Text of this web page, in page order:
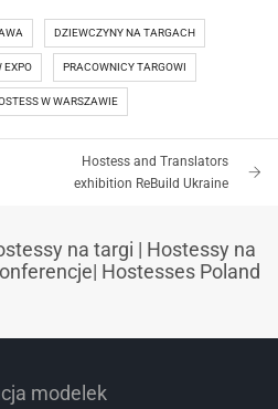
DZIEWCZYNY NA TARGACH
EXPO PRACOWNICY TARGOWI
W WARSZAWIE
Hostess and Translators
exhibition ReBuild Ukraine
na targi | Hostessy na
| Hostesses Poland
modelek